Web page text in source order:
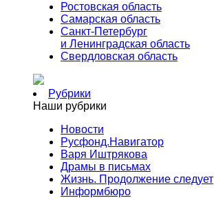
Ростовская область
Самарская область
Санкт-Петербург
и Ленинградская область
Свердловская область
Рубрики
Наши рубрики
Новости
Русфонд.Навигатор
Варя Иштрякова
Драмы в письмах
Жизнь. Продолжение следует
Информбюро